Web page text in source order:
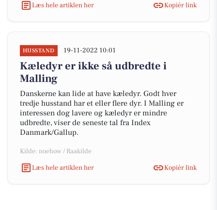
Læs hele artiklen her
Kopiér link
HUSSTAND 19-11-2022 10:01
Kæledyr er ikke så udbredte i
Malling
Danskerne kan lide at have kæledyr. Godt hver
tredje husstand har et eller flere dyr. I Malling er
interessen dog lavere og kæledyr er mindre
udbredte, viser de seneste tal fra Index
Danmark/Gallup.
Kilde: noehow / Raakilde
Læs hele artiklen her
Kopiér link